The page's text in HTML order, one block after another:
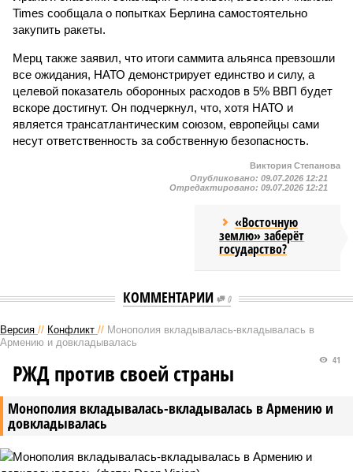
Times сообщала о попытках Берлина самостоятельно
закупить ракеты.
Мерц также заявил, что итоги саммита альянса превзошли
все ожидания, НАТО демонстрирует единство и силу, а
целевой показатель оборонных расходов в 5% ВВП будет
вскоре достигнут. Он подчеркнул, что, хотя НАТО и
является трансатлантическим союзом, европейцы сами
несут ответственность за собственную безопасность.
Виктория Степанова
Опубликовано: 09.07.2026 12:21
Отредактировано: 09.07.2026 12:21
«Восточную
землю» заберёт
государство?
КОММЕНТАРИИ 0
Версия // Конфликт // Монополия вкладывалась-вкладывалась в
Армению и довкладывалась
Монополия вкладывалась-вкладывалась в Армению и
довкладывалась
41
РЖД против своей страны